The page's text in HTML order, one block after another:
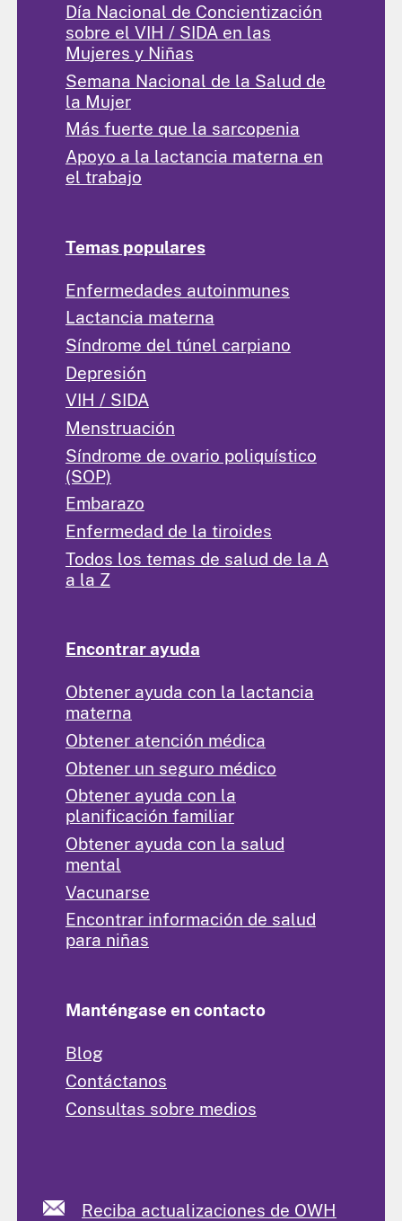
Día Nacional de Concientización
sobre el VIH / SIDA en las
Mujeres y Niñas
Semana Nacional de la Salud de
la Mujer
Más fuerte que la sarcopenia
Apoyo a la lactancia materna en
el trabajo
Temas populares
Enfermedades autoinmunes
Lactancia materna
Síndrome del túnel carpiano
Depresión
VIH / SIDA
Menstruación
Síndrome de ovario poliquístico
(SOP)
Embarazo
Enfermedad de la tiroides
Todos los temas de salud de la A
a la Z
Encontrar ayuda
Obtener ayuda con la lactancia
materna
Obtener atención médica
Obtener un seguro médico
Obtener ayuda con la
planificación familiar
Obtener ayuda con la salud
mental
Vacunarse
Encontrar información de salud
para niñas
Manténgase en contacto
Blog
Contáctanos
Consultas sobre medios
Reciba actualizaciones de OWH